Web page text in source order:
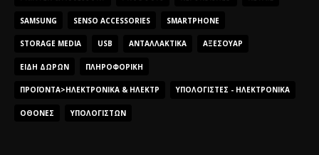
SAMSUNG SENSO ACCESSORIES SMARTPHONE
STORAGE MEDIA USB ΑΝΤΑΛΛΑΚΤΙΚΆ ΑΞΕΣΟΥΆΡ
ΕΊΔΗ ΔΏΡΩΝ ΠΛΗΡΟΦΟΡΙΚΉ
ΠΡΟΪΌΝΤΑ>ΗΛΕΚΤΡΟΝΙΚΆ & ΗΛΕΚΤΡ ΥΠΟΛΟΓΙΣΤΈΣ - ΗΛΕΚΤΡΟΝΙΚΆ
ΟΘΌΝΕΣ ΥΠΟΛΟΓΙΣΤΏΝ